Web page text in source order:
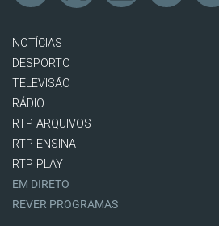
NOTÍCIAS
DESPORTO
TELEVISÃO
RÁDIO
RTP ARQUIVOS
RTP ENSINA
RTP PLAY
EM DIRETO
REVER PROGRAMAS